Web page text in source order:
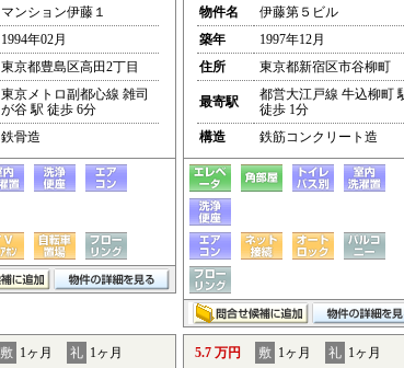
マンション伊藤１
1994年02月
東京都豊島区高田2丁目
東京メトロ副都心線 雑司
が谷 駅 徒歩 6分
鉄骨造
物件名
伊藤第５ビル
築年
1997年12月
住所
東京都新宿区市谷柳町
最寄駅
都営大江戸線 牛込柳町
徒歩 1分
構造
鉄筋コンクリート造
敷 1ヶ月 礼 1ヶ月 5.7 万円 敷 1ヶ月 礼 1ヶ月